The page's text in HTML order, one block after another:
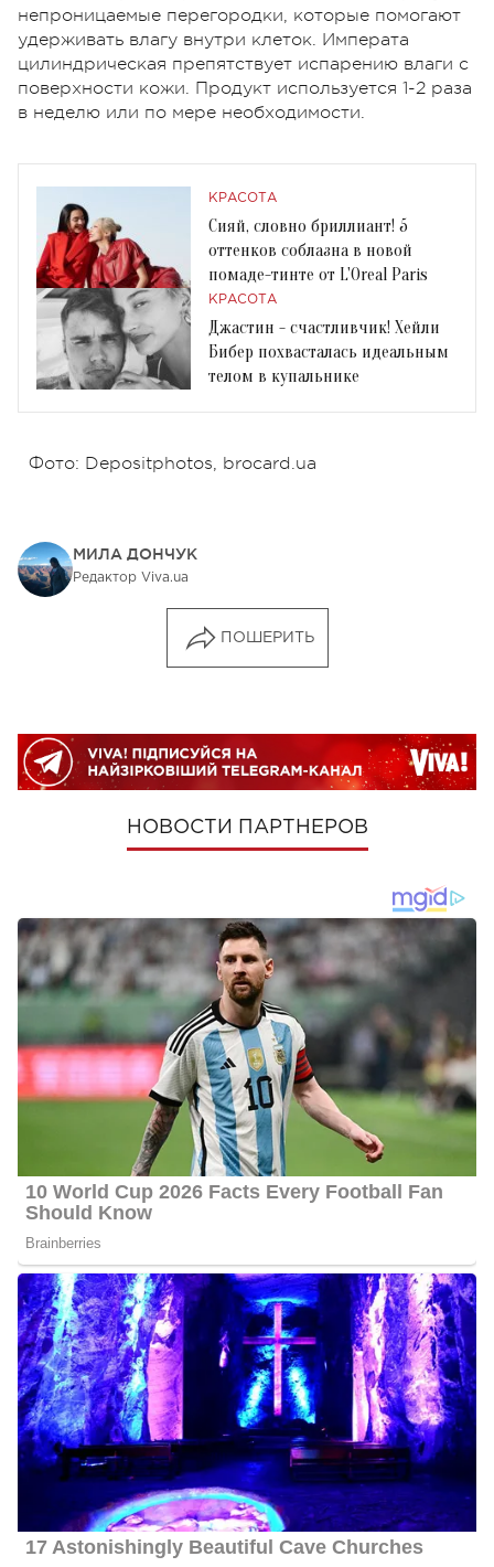
непроницаемые перегородки, которые помогают
удерживать влагу внутри клеток. Императа
цилиндрическая препятствует испарению влаги с
поверхности кожи. Продукт используется 1-2 раза
в неделю или по мере необходимости.
КРАСОТА
Сияй, словно бриллиант! 5
оттенков соблазна в новой
помаде-тинте от L'Orеal Paris
КРАСОТА
Джастин - счастливчик! Хейли
Бибер похвасталась идеальным
телом в купальнике
Фото: Depositphotos, brocard.ua
МИЛА ДОНЧУК
Редактор Viva.ua
ПОШЕРИТЬ
НОВОСТИ ПАРТНЕРОВ